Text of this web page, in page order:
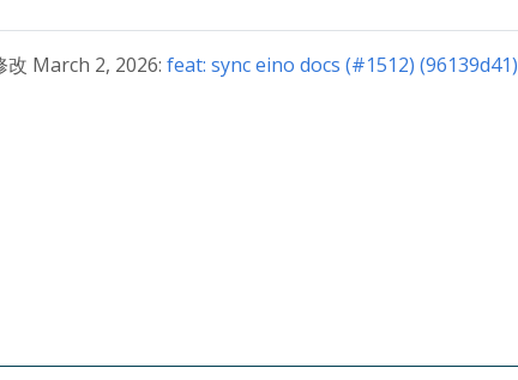
改 March 2, 2026: feat: sync eino docs (#1512) (96139d41)